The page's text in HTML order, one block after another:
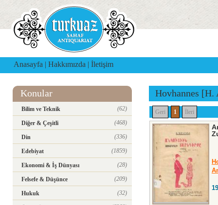
Anasayfa | Hakkımızda | İletişim
Konular
Bilim ve Teknik (62)
Diğer & Çeşitli (468)
Din (336)
Edebiyat (1859)
Ekonomi & İş Dünyası (28)
Felsefe & Düşünce (209)
Hukuk (32)
Hovhannes
Geri 1 İleri